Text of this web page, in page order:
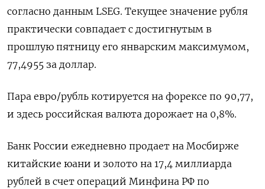
согласно данным LSEG. Текущее ‌значение рубля
практически совпадает с достигнутым в
прошлую пятницу его январским максимумом,
77,4955 за доллар.
Пара ‍евро/рубль котируется на форексе по 90,77,
и здесь российская валюта дорожает на 0,8%.
Банк ‌России ежедневно продает на Мосбирже
китайские юани и золото на 17,4 миллиарда
рублей в счет ​операций Минфина РФ по